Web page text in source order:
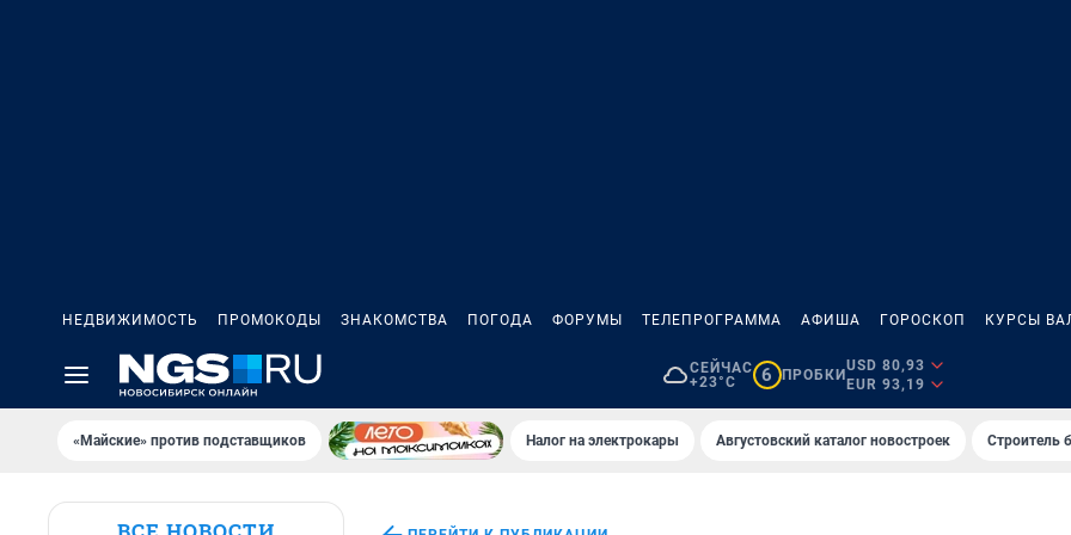
НЕДВИЖИМОСТЬ ПРОМОКОДЫ ЗНАКОМСТВА ПОГОДА ФОРУМЫ ТЕЛЕПРОГРАММА АФИША ГОРОСКОП КУРСЫ
СЕЙЧАС
+23°C
6 ПРОБКИ
USD 80,93
EUR 93,19
«Майские» против подставщиков Налог на электрокары Августовский каталог новостроек Строитель